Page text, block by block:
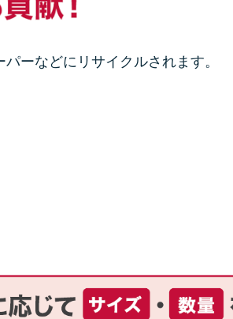
ーなどにリサイクルされます。